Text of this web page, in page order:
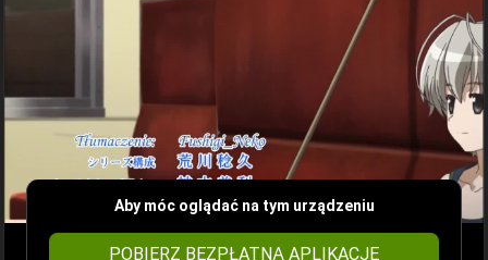
Aby móc oglądać na tym urządzeniu
POBIERZ BEZPŁATNĄ APLIKACJĘ